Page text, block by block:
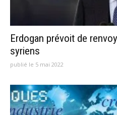
Erdogan prévoit de
syriens
publié le 5 mai 2022